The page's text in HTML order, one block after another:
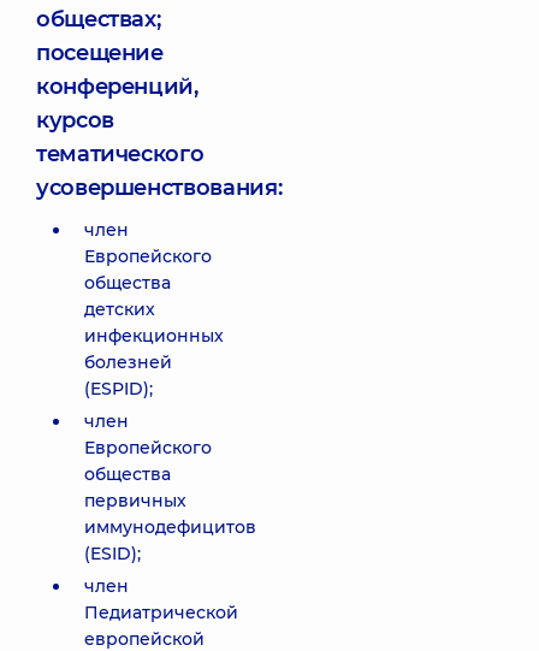
обществах;
посещение
конференций,
курсов
тематического
усовершенствования:
член
Европейского
общества
детских
инфекционных
болезней
(ESPID);
член
Европейского
общества
первичных
иммунодефицитов
(ESID);
член
Педиатрической
европейской